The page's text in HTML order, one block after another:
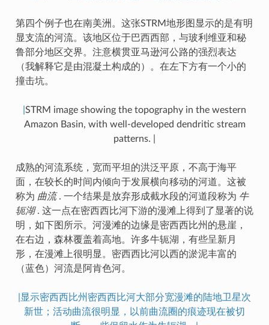
第四个例子也在南美洲。这张STRM地形图显示的是有明
显支流的河流。该地区位于巴西西部，与玻利维亚和秘
鲁部分地区交界。注意横贯亚马逊河公路的强烈表达
（我解释它是由混凝土构成的）。在左下方有一个小的
撞击坑。
STRM image showing the topography in the western
Amazon Basin, with well-developed dendritic stream
patterns. |
成熟的河流系统，宽而平坦的洪泛平原，不高于海平
面，在较长的时间内倾向于发展横向移动的河道。这被
称为 曲流. 一个结果是放弃形成截水段的河道段称为 牛
轭湖. 这一点在密西西比河下游的漫滩上得到了显著的说
明，如下图所示。河漫滩的边缘是密西西比州的悬崖，
在右边，森林覆盖着高地。许多牛轭湖，有些呈新月
形，在漫滩上很明显。密西西比河以西的淤泥丰富的
（蓝色）河流是阿肯色河。
|显示密西西比州密西西比河大部分宽漫滩的陆地卫星次
新世；活动曲流很明显，以前曲流圈的痕迹现在被切